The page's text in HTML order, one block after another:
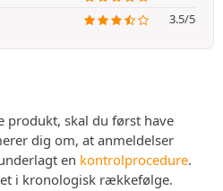
3.5/5
produkt, skal du først have
dig om, at anmeldelser
en kontrolprocedure.
i kronologisk rækkefølge.